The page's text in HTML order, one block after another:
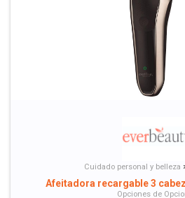
Cuidado personal y belleza
Afeitadora recargable 3
Opciones de